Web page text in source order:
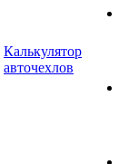
Калькулятор
авточехлов